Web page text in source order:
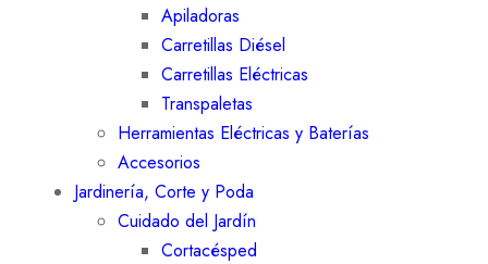
Apiladoras
Carretillas Diésel
Carretillas Eléctricas
Transpaletas
Herramientas Eléctricas y Baterías
Accesorios
Jardinería, Corte y Poda
Cuidado del Jardín
Cortacésped